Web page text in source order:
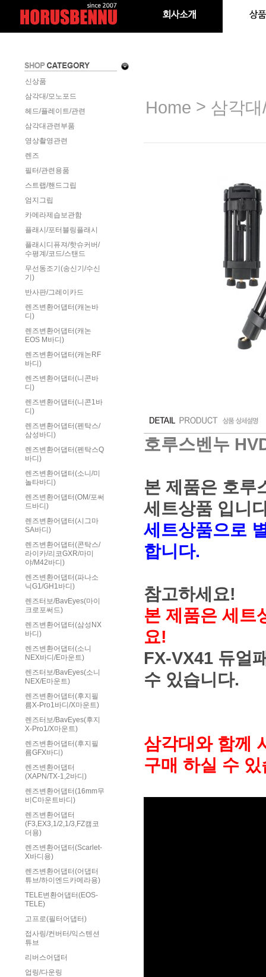
신상품
삼각대/모노포드
헤드/플레이트/관련
삼각대관련부품
영상촬영관련
렌즈
필터/관련용품
스트랩/핸드그립
엄지그립
카메라제습보관함
플래시/포터블링플래시
플래시디퓨져/핫슈커버/
수평계/코드/스탠드
무선동조기(송신기/수신
기)
반사판/그레이카드
렌즈변환어댑터(캐논바
디)
렌즈변환어댑터(캐논
EOS M바디)
렌즈변환어댑터(캐논RF
바디)
렌즈변환어댑터(니콘바
디)
렌즈변환어댑터(니콘1바
디)
렌즈변환어댑터(펜탁스/
삼성바디)
렌즈변환어댑터(펜탁스Q
바디)
렌즈변환어댑터(소니/미
놀타바디)
렌즈변환어댑터(OM/포써
드바디)
렌즈변환어댑터(시그마
SA바디)
렌즈변환어댑터(콘탁스/
라이카/리코GXR/마미
야/M42바디)
렌즈변환어댑터(파나소
닉G1/GH1바디)
렌즈터보/BavEyes(마이
크로포써드)
렌즈변환어댑터(삼성NX
바디)
렌즈변환어댑터(소니
NEX바디/E마운트)
렌즈터보/BavEyes(소니
NEX/E마운트)
렌즈변환어댑터(후지필
름X-Pro1바디/X마운트)
렌즈터보/BavEyes(후지
X-Pro1/X마운트)
렌즈변환어댑터(후지필
름GFX바디)
렌즈변환어댑터
(XAPN/TX-1,2바디)
렌즈변환어댑터(16mm무
비C마운트바디)
렌즈변환어댑터
(F3,EX3,1/2,1/3,FZ캠코
더용)
렌즈변환어댑터(Scarlet-
X바디용)
렌즈변환어댑터(어댑터
튜브/하이엔드카메라용)
TELE변환어댑터(EOS-
TELE)
고프로(필터어댑터)
접사링/컨버터/익스텐션
튜브
리버스어댑터
업링/다운링
Home > 삼각
호루스벤누
본 제품은 호루
세트상품 입니
세트상품으로
합니다.
참고하세요!
본 제품은 세트
요!
FX-VX41 듀얼
수 있습니다.
삼각대와 함께
구매 하실 수